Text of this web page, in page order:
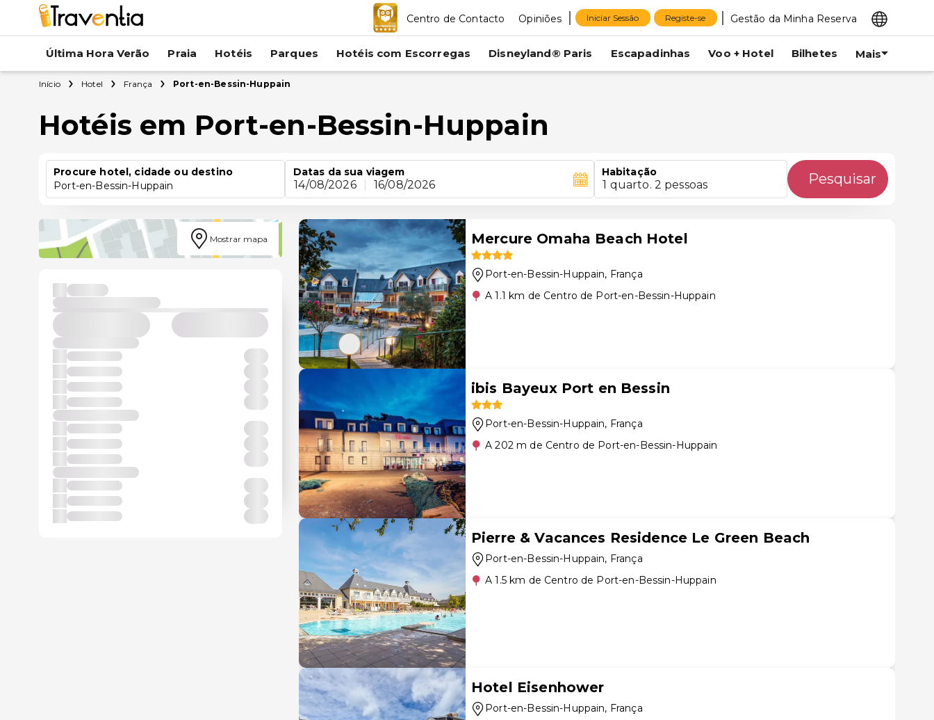
Centro de Contacto Opiniões Iniciar Sessão Registe-se Gestão da Minha Reserva
Última Hora Verão Praia Hotéis Parques Hotéis com Escorregas Disneyland® Paris Escapadinhas Voo + Hotel Bilhetes Mais
Início Hotel França Port-en-Bessin-Huppain
Hotéis em Port-en-Bessin-Huppain
Procure hotel, cidade ou destino
Port-en-Bessin-Huppain
Datas da sua viagem
14/08/2026 16/08/2026
Habitação
1 quarto. 2 pessoas Pesquisar
Mostrar mapa Mercure Omaha Beach Hotel
Port-en-Bessin-Huppain, França
A 1.1 km de Centro de Port-en-Bessin-Huppain
ibis Bayeux Port en Bessin
Port-en-Bessin-Huppain, França
A 202 m de Centro de Port-en-Bessin-Huppain
Pierre & Vacances Residence Le Green Beach
Port-en-Bessin-Huppain, França
A 1.5 km de Centro de Port-en-Bessin-Huppain
Hotel Eisenhower
Port-en-Bessin-Huppain, França